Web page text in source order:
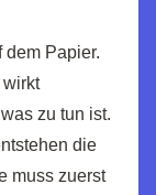
dem Papier.
wirkt
zu tun ist.
die
muss zuerst